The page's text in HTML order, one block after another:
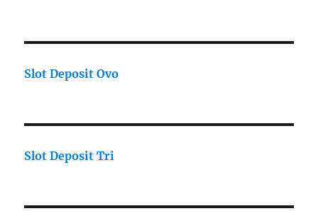
Slot Deposit Ovo
Slot Deposit Tri